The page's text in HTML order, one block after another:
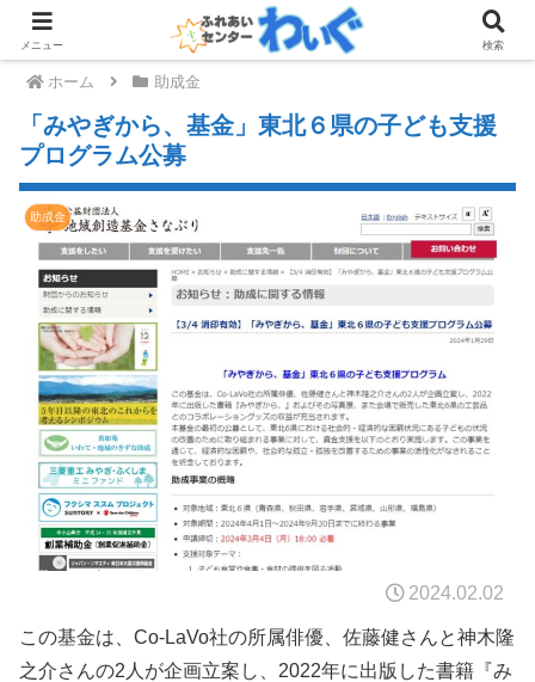
ホーム 助成金
「みやぎから、基金」東北６県の子ども支援
プログラム公募
助成金
2024.02.02
この基金は、Co-LaVo社の所属俳優、佐藤健さんと神木隆
之介さんの2人が企画立案し、2022年に出版した書籍『み
メニュー 検索